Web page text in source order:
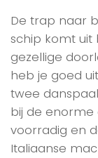
De trap naar
schip komt uit
gezellige
heb je goed
twee
bij de enorme
voorradig en
Italiaanse